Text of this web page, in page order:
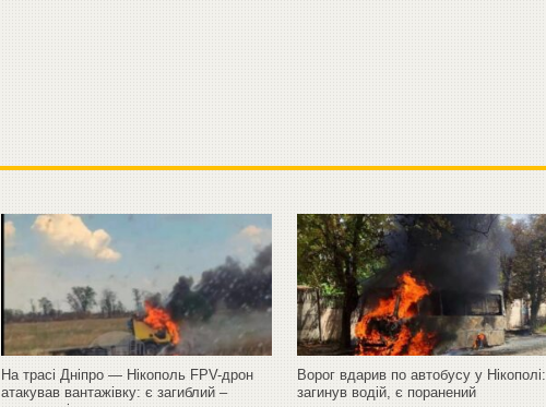
На трасі Дніпро — Нікополь FPV-дрон
атакував вантажівку: є загиблий –
Ворог вдарив по автобусу у Нікополі:
загинув водій, є поранений